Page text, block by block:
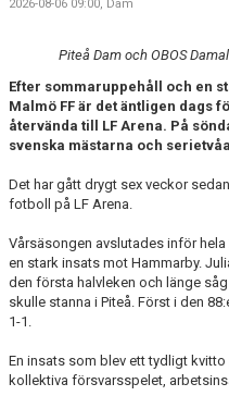
2026-08-06 09:00, Dam
Piteå Dam och OBOS
Efter sommaruppehåll och en
Malmö FF är det äntligen dags
återvända till LF Arena. På
svenska mästarna och
Det har gått drygt sex veckor
fotboll på LF Arena.
Vårsäsongen avslutades inför
en stark insats mot Hammarby.
den första halvleken och länge
skulle stanna i Piteå. Först i den
1-1.
En insats som blev ett tydligt
kollektiva försvarsspelet,